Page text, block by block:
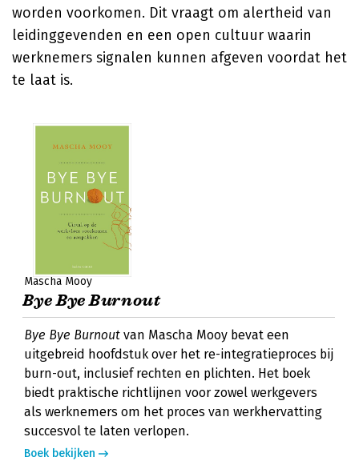
worden voorkomen. Dit vraagt om alertheid van
leidinggevenden en een open cultuur waarin
werknemers signalen kunnen afgeven voordat het
te laat is.
Mascha Mooy
Bye Bye Burnout
Bye Bye Burnout van Mascha Mooy bevat een
uitgebreid hoofdstuk over het re-integratieproces bij
burn-out, inclusief rechten en plichten. Het boek
biedt praktische richtlijnen voor zowel werkgevers
als werknemers om het proces van werkhervatting
succesvol te laten verlopen.
Boek bekijken